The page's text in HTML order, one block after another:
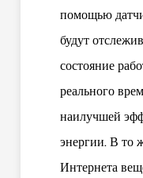
помощью
будут
состояние
реального
наилучшей
энергии. В то
Интернета